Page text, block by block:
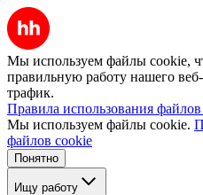
Мы используем файлы cookie,
правильную работу нашего
трафик.
Правила использования
Мы используем файлы cookie.
файлов cookie
Понятно
Ищу работу